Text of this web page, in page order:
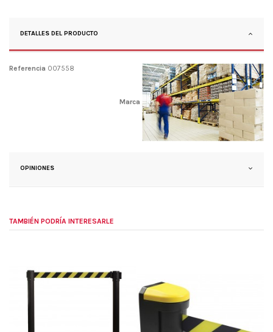
DETALLES DEL PRODUCTO
Marca
Referencia 007558
OPINIONES
TAMBIÉN PODRÍA INTERESARLE